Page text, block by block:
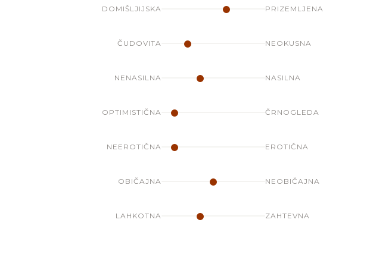
DOMIŠLJIJSKA PRIZEMLJENA
ČUDOVITA NEOKUSNA
NENASILNA NASILNA
OPTIMISTIČNA ČRNOGLEDA
NEEROTIČNA EROTIČNA
OBIČAJNA NEOBIČAJNA
LAHKOTNA ZAHTEVNA